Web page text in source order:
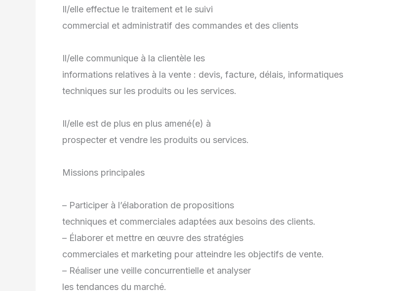
Il/elle effectue le traitement et le suivi
commercial et administratif des commandes et des clients
Il/elle communique à la clientèle les
informations relatives à la vente : devis, facture, délais, informatiques
techniques sur les produits ou les services.
Il/elle est de plus en plus amené(e) à
prospecter et vendre les produits ou services.
Missions principales
– Participer à l’élaboration de propositions
techniques et commerciales adaptées aux besoins des clients.
– Élaborer et mettre en œuvre des stratégies
commerciales et marketing pour atteindre les objectifs de vente.
– Réaliser une veille concurrentielle et analyser
les tendances du marché.